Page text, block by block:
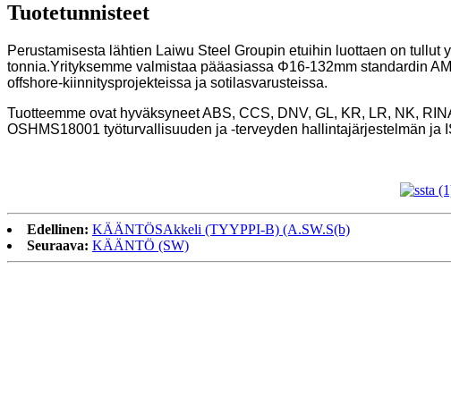
Tuotetunnisteet
Perustamisesta lähtien Laiwu Steel Groupin etuihin luottaen on
tonnia.Yrityksemme valmistaa pääasiassa Φ16-132mm standardin
offshore-kiinnitysprojekteissa ja sotilasvarusteissa.
Tuotteemme ovat hyväksyneet ABS, CCS, DNV, GL, KR, LR, NK,
OSHMS18001 työturvallisuuden ja -terveyden hallintajärjestelmän
Edellinen: KÄÄNTÖSAkkeli (TYYPPI-B) (A.SW.S(b)
Seuraava: KÄÄNTÖ (SW)